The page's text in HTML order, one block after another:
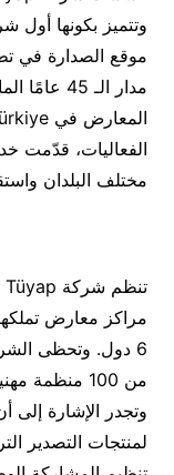
موقع الصدارة في
مختلف البلدان واستقبلت
6 دول. وتحظى
من 100
لمنتجات التصدير